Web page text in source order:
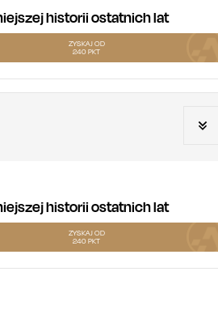
historii ostatnich lat
ZYSKAJ OD
240 PKT
historii ostatnich lat
ZYSKAJ OD
240 PKT